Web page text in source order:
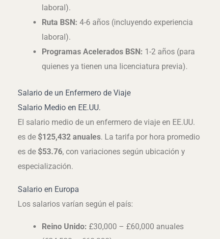
laboral).
Ruta BSN: 4-6 años (incluyendo experiencia
laboral).
Programas Acelerados BSN: 1-2 años (para
quienes ya tienen una licenciatura previa).
Salario de un Enfermero de Viaje
Salario Medio en EE.UU.
El salario medio de un enfermero de viaje en EE.UU.
es de $125,432 anuales. La tarifa por hora promedio
es de $53.76, con variaciones según ubicación y
especialización.
Salario en Europa
Los salarios varían según el país:
Reino Unido: £30,000 – £60,000 anuales